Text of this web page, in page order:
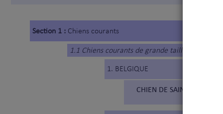
Section 1 : Chiens courants
1.1 Chiens courants de grande taille
1. BELGIQUE
CHIEN DE SAINT HUBERT